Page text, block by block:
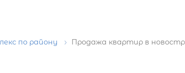
по району Продажа квартир в